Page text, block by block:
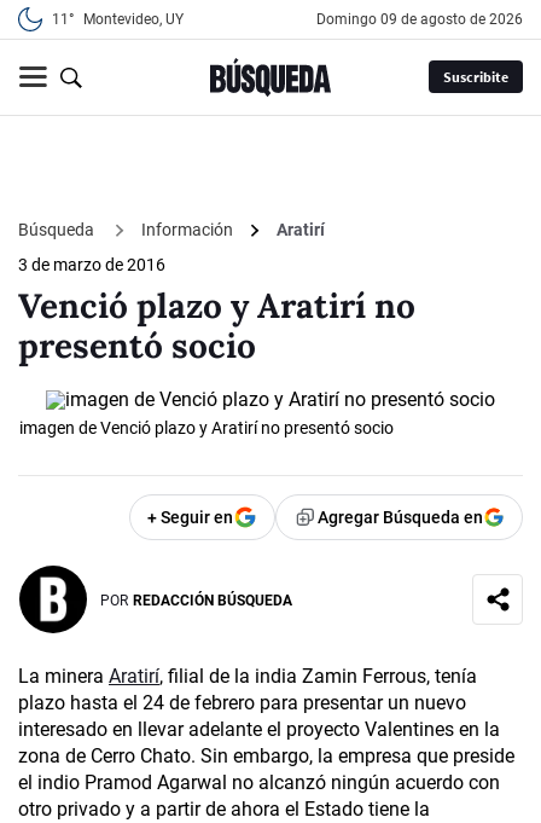
11° Montevideo, UY domingo 09 de agosto de 2026
Suscribite
Búsqueda Información
Aratirí
3 de marzo de 2016
Venció plazo y Aratirí no
presentó socio
imagen de Venció plazo y Aratirí no presentó socio
+ Seguir en Agregar Búsqueda en
POR REDACCIÓN BÚSQUEDA
La minera Aratirí, filial de la india Zamin Ferrous, tenía
plazo hasta el 24 de febrero para presentar un nuevo
interesado en llevar adelante el proyecto Valentines en la
zona de Cerro Chato. Sin embargo, la empresa que preside
el indio Pramod Agarwal no alcanzó ningún acuerdo con
otro privado y a partir de ahora el Estado tiene la